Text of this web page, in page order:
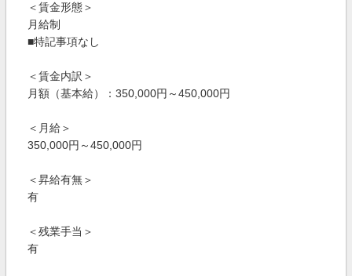
＜賃金形態＞
月給制
■特記事項なし
＜賃金内訳＞
月額（基本給）：350,000円～450,000円
＜月給＞
350,000円～450,000円
＜昇給有無＞
有
＜残業手当＞
有